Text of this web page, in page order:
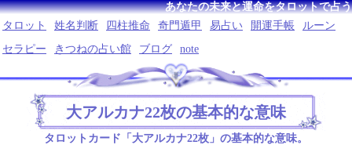
あなたの未来と運命をタロットで占う
タロット
姓名判断 四柱推命 奇門遁甲 易占い 開運手帳
ルーン
セラピー
きつねの占い館 ブログ note
大アルカナ22枚の基本的な意味
タロットカード「大アルカナ22枚」の基本的な意味。